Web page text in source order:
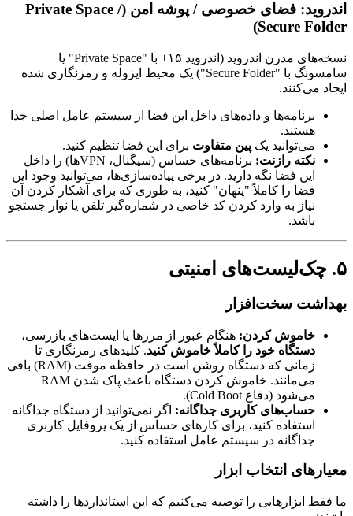
اندروید: فضای خصوصی / پوشه امن (Private Space /
Secure Folder)
نسخه‌های مدرن اندروید (اندروید ۱۵+ با "Private Space" یا
سامسونگ با "Secure Folder") یک محیط ایزوله و رمزنگاری شده
ایجاد می‌کنند.
برنامه‌ها و داده‌های داخل این فضا از سیستم عامل اصلی جدا
هستند.
می‌توانید یک پین متفاوت برای این فضا تنظیم کنید.
نکته رازنت:
برنامه‌های حساس (سیگنال، VPNها) را داخل
این فضا نگه دارید. در برخی پیاده‌سازی‌ها، می‌توانید وجود این
فضا را کاملاً "پنهان" کنید، به طوری که برای آشکار کردن آن
نیاز به وارد کردن کد خاصی در شماره‌گیر تلفن یا نوار جستجو
باشد.
۵. چک‌لیست‌های امنیتی
بهداشت سخت‌افزار
خاموش کردن: هنگام عبور از مرزها یا ایست‌های بازرسی،
دستگاه خود را کاملاً خاموش کنید. کلیدهای رمزنگاری تا
زمانی که دستگاه روشن است در حافظه موقت (RAM) باقی
می‌مانند. خاموش کردن دستگاه باعث پاک شدن RAM
می‌شود (دفاع Cold Boot).
حساب‌های کاربری جداگانه: اگر نمی‌توانید از دستگاه جداگانه
استفاده کنید، برای کارهای حساس از یک پروفایل کاربری
جداگانه در سیستم عامل استفاده کنید.
معیارهای انتخاب ابزار
ما فقط ابزارهایی را توصیه می‌کنیم که این استانداردها را داشته